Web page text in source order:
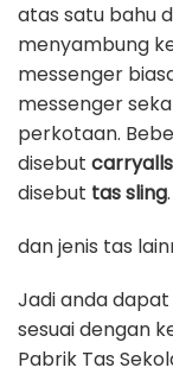
atas satu bahu
menyambung
messenger
messenger
perkotaan.
disebut carryalls
disebut tas sling
dan jenis tas
Jadi anda
sesuai dengan
Pabrik Tas